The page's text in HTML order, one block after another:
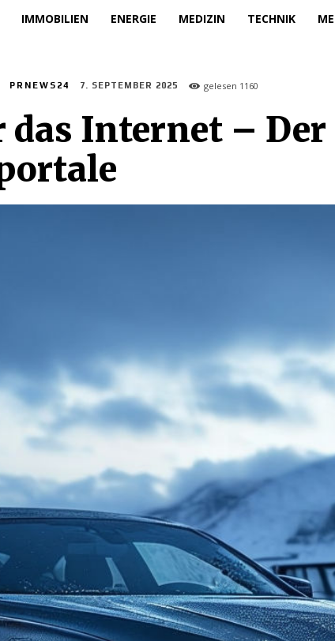
IMMOBILIEN ENERGIE MEDIZIN TECHNIK
PRNEWS24 7. SEPTEMBER 2025 gelesen 1160
Internet – Der